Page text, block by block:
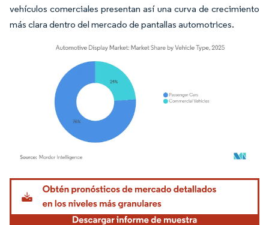
vehículos comerciales presentan así una curva de crecimiento
más clara dentro del mercado de pantallas automotrices.
Imagen © Mordor Intelligence. El uso requiere atribución según CC BY 4.0.